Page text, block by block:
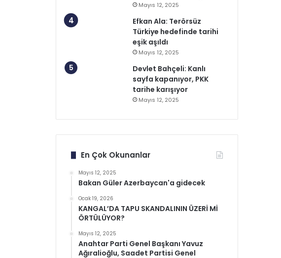
Mayıs 12, 2025
Efkan Ala: Terörsüz
Türkiye hedefinde tarihi
eşik aşıldı
Mayıs 12, 2025
Devlet Bahçeli: Kanlı
sayfa kapanıyor, PKK
tarihe karışıyor
Mayıs 12, 2025
En Çok Okunanlar
Mayıs 12, 2025
Bakan Güler Azerbaycan'a gidecek
Ocak 19, 2026
KANGAL’DA TAPU SKANDALININ ÜZERİ Mİ
ÖRTÜLÜYOR?
Mayıs 12, 2025
Anahtar Parti Genel Başkanı Yavuz
Ağıralioğlu, Saadet Partisi Genel